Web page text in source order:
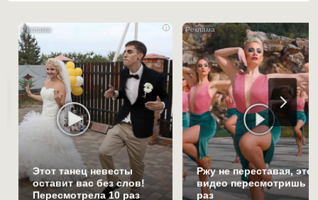
i
Этот танец невесты
оставит вас без слов!
Пересмотрела 10 раз
Ржу не переставая, это
видео пересмотришь
раз